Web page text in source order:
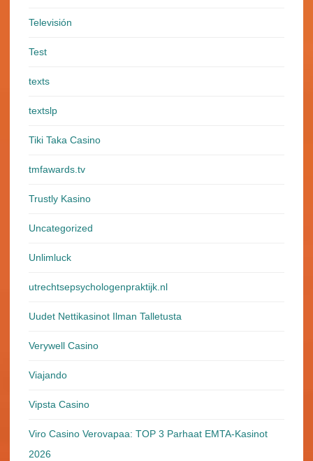
Televisión
Test
texts
textslp
Tiki Taka Casino
tmfawards.tv
Trustly Kasino
Uncategorized
Unlimluck
utrechtsepsychologenpraktijk.nl
Uudet Nettikasinot Ilman Talletusta
Verywell Casino
Viajando
Vipsta Casino
Viro Casino Verovapaa: TOP 3 Parhaat EMTA-Kasinot
2026